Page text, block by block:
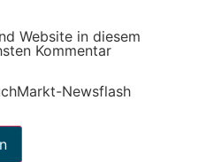
Website in diesem
Kommentar
Newsflash